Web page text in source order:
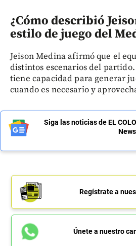
¿Cómo describió
estilo de juego del
Jeison Medina afirmó que el
distintos escenarios del
tiene capacidad para generar
cuando es necesario y
Siga las noticias de EL
News
Regístrate a
Únete a nuestro